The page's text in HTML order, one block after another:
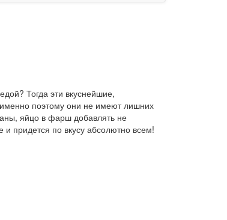
Тогда эти вкуснейшие,
именно поэтому они не имеют лишних
яйцо в фарш добавлять не
придется по вкусу абсолютно всем!